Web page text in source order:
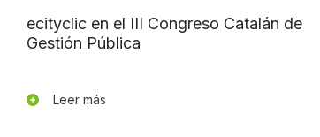
ecityclic en el III Congreso Catalán de
Gestión Pública
Leer más